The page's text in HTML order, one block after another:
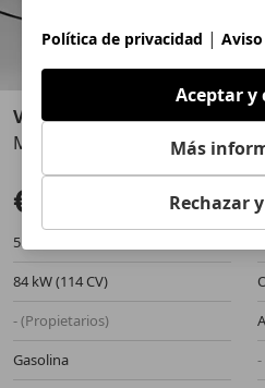
Anterior
Volkswagen Caddy
Maxi 1.5 TSI Life DSG 114
€ 23.841 Súper oferta
55.695 km
84 kW (114 CV)
- (Propietarios)
Gasolina
Política de privacidad |
Aceptar y
Más
Rechazar